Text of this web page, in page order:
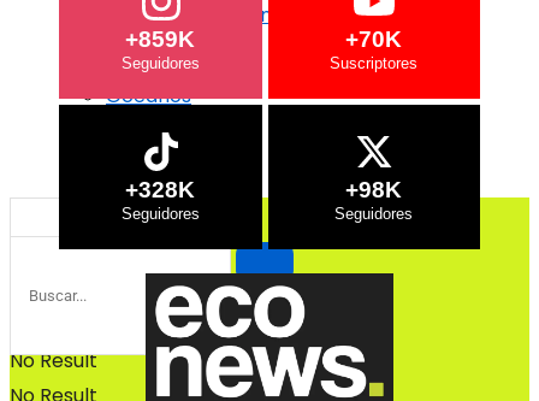
Océanos
Bosques
No Result
Agricultura regenerativa
Océanos
Bosques
+859K +70K
+328K +98K